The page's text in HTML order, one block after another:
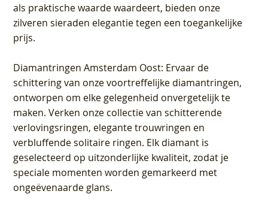
als praktische waarde waardeert, bieden onze
zilveren sieraden elegantie tegen een toegankelijke
prijs.
Diamantringen Amsterdam Oost: Ervaar de
schittering van onze voortreffelijke diamantringen,
ontworpen om elke gelegenheid onvergetelijk te
maken. Verken onze collectie van schitterende
verlovingsringen, elegante trouwringen en
verbluffende solitaire ringen. Elk diamant is
geselecteerd op uitzonderlijke kwaliteit, zodat je
speciale momenten worden gemarkeerd met
ongeëvenaarde glans.